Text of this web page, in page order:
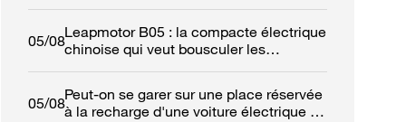
05/08Leapmotor B05 : la compacte électrique
chinoise qui veut bousculer les
05/08Peut-on se garer sur une place réservée
à la recharge d'une voiture électrique ?